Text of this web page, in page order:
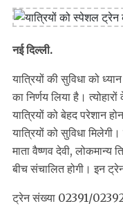
नई दिल्ली.
यात्रियों की सुविधा को
का निर्णय लिया है।
यात्रियों को बेहद परेशान
यात्रियों को सुविधा
माता वैष्णव देवी,
बीच संचालित होगी। इन
ट्रेन संख्या 02391/